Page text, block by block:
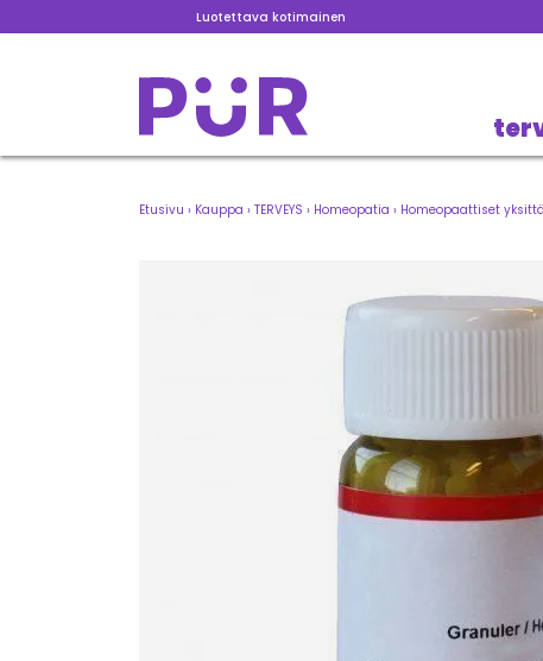
Luotettava kotimainen
Etusivu › Kauppa › TERVEYS › Homeopatia › Homeopaattiset